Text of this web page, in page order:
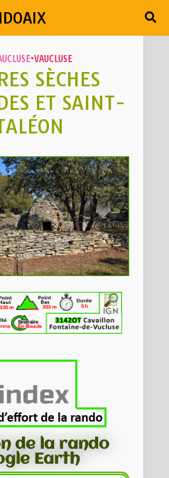
•VAUCLUSE
SÈCHES
ET SAINT-
de la rando
Earth